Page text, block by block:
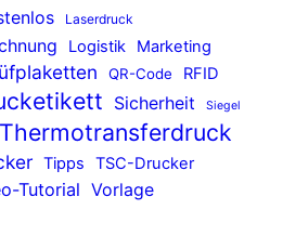
Laserdruck
Logistik Marketing
QR-Code RFID
Sicherheit Siegel
Thermotransferdruck
Tipps TSC-Drucker
Tutorial Vorlage